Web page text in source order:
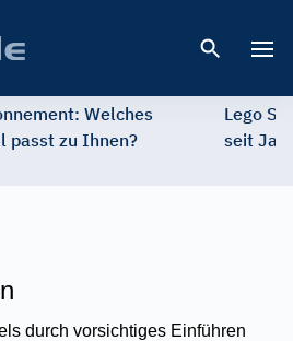
Welches
passt zu Ihnen?
Lego
seit
durch vorsichtiges Einführen